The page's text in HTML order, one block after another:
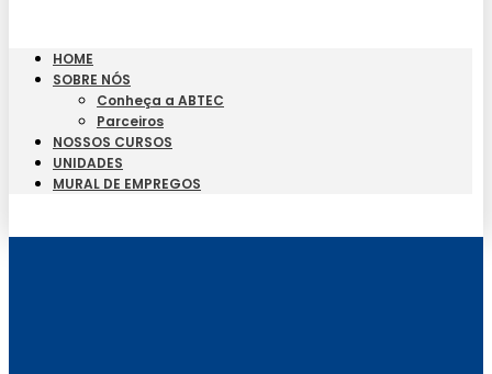
HOME
SOBRE NÓS
Conheça a ABTEC
Parceiros
NOSSOS CURSOS
UNIDADES
MURAL DE EMPREGOS